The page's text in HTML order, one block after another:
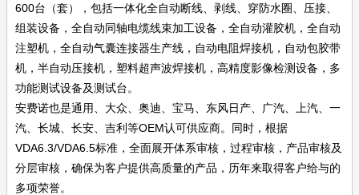
600台（套），包括一体化全自动断线、剥线、穿防水圈、压接、
组装设备，全自动同轴电缆线束加工设备，全自动灌胶机，全自动
注塑机，全自动气囊连接器生产线，自动电阻焊接机，自动包胶带
机，半自动压接机，塑料超声波焊接机，高精度影像检测设备，多
功能测试设备及测试台。
安费诺也是通用、大众、奥迪、宝马、东风日产、广汽、上汽、一
汽、长城、长安、吉利等OEM认可供应商。同时，根据
VDA6.3/VDA6.5标准，全面展开体系审核，过程审核，产品审核及
分层审核，确保为客户提供高质量的产品，历年来取得客户给与的
多项荣誉。